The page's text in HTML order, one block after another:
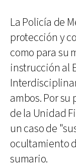
La Policía de
protección y
como para su
instrucción al
ambos. Por su
de la Unidad
un caso de
ocultamiento
sumario.